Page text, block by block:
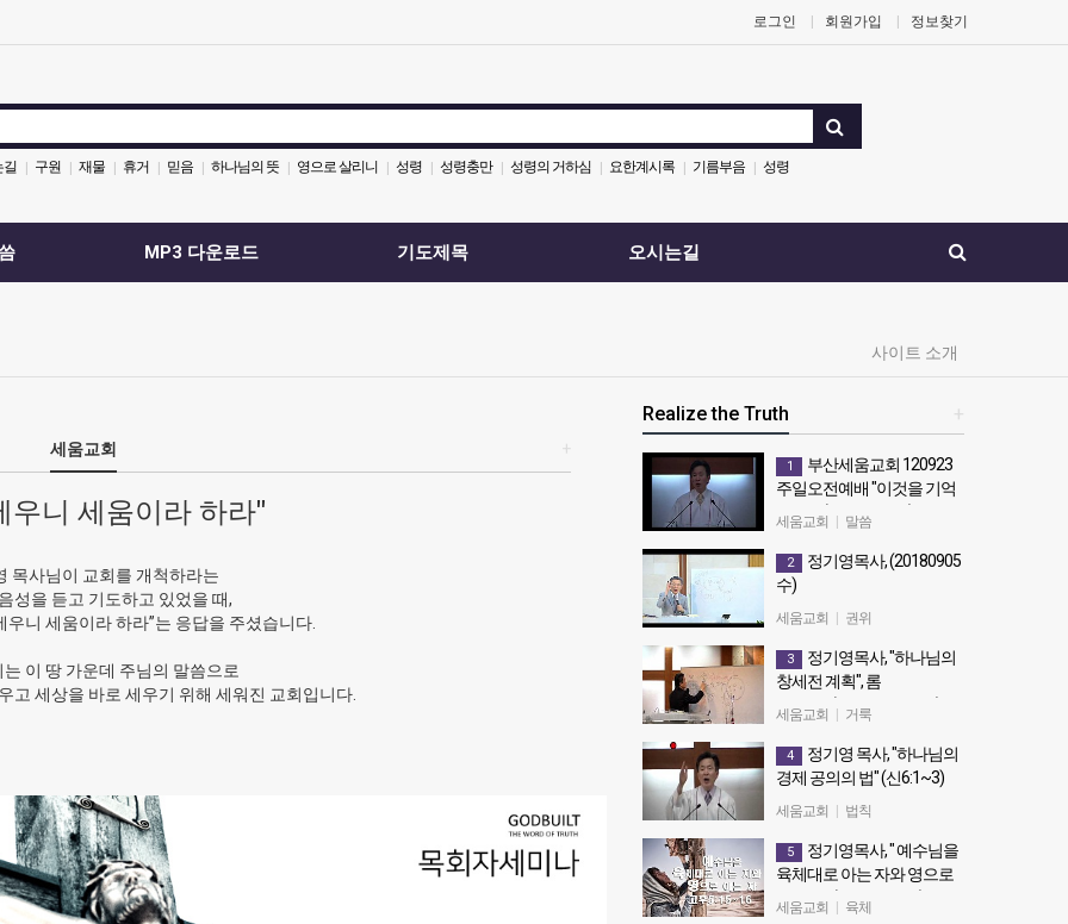
로그인 회원가입 정보찾기
길 구원 재물 휴거 믿음 하나님의 뜻 영으로 살리니 성령 성령충만 성령의 거하심 요한계시록 기름부음 성령
MP3 다운로드 기도제목 오시는길
사이트 소개
+
세움교회
우니 세움이라 하라"
목사님이 교회를 개척하라는
성을 듣고 기도하고 있었을 때,
우니 세움이라 하라”는 응답을 주셨습니다.
이 땅 가운데 주님의 말씀으로
고 세상을 바로 세우기 위해 세워진 교회입니다.
+
Realize the Truth
1
부산세움교회 120923
주일오전예배 "이것을 기억
하라1" (눅 16:19~25)
예배 "이것을 기억하라1" (눅
16:19~25)
세움교회 말씀
2
정기영목사, (20180905
수)
정기영목사, (20180905수)
세움교회 권위
3
정기영목사, "하나님의
창세전 계획", 롬
8:28~30(20150329 주후)
세움교회 거룩
4
정기영 목사, "하나님의
경제 공의의 법" (신6:1~3)
20140720 주일오전예배
의 법" (신6:1~3) 20140720 주일
오전예배
세움교회 법칙
5
정기영목사, " 예수님을
육체대로 아는 자와 영으로
아는 자" (20160925전)
세움교회 육체